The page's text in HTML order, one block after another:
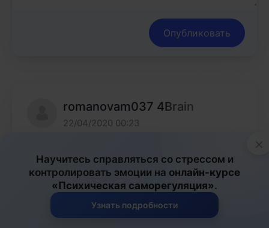
Опубликовать
romanovam037 4Brain
22/04/2020 00:23
неизведанности при дистанционном обучении.
Потому что всё в первый раз и всего
непонятного пугаешься из-за этого очень
часто нервничаешь а учитывая то насколько я
впечатлительна, так это вообще капец. В
×
Научитесь справляться со стрессом и
контролировать эмоции на онлайн-курсе
«Психическая саморегуляция».
Узнать подробности